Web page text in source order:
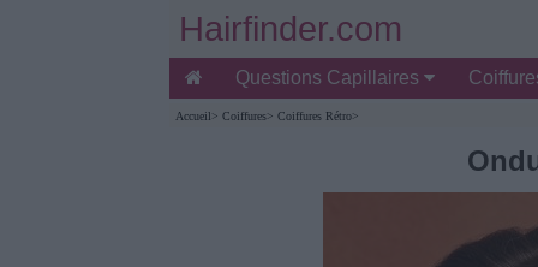
Hairfinder.com
Questions Capillaires
Accueil> Coiffures> Coiffures Rétro>